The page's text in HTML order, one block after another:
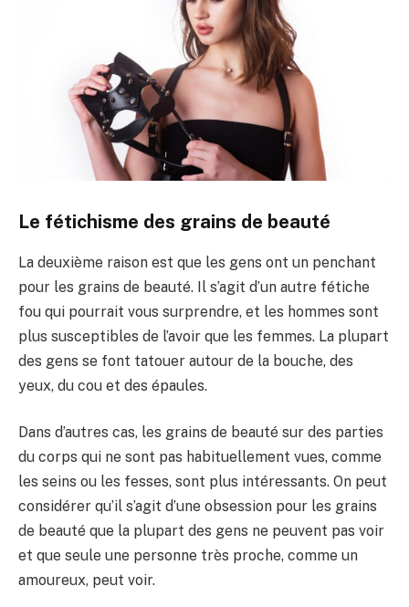
Le fétichisme des grains de beauté
La deuxième raison est que les gens ont un penchant
pour les grains de beauté. Il s’agit d’un autre fétiche
fou qui pourrait vous surprendre, et les hommes sont
plus susceptibles de l’avoir que les femmes. La plupart
des gens se font tatouer autour de la bouche, des
yeux, du cou et des épaules.
Dans d’autres cas, les grains de beauté sur des parties
du corps qui ne sont pas habituellement vues, comme
les seins ou les fesses, sont plus intéressants. On peut
considérer qu’il s’agit d’une obsession pour les grains
de beauté que la plupart des gens ne peuvent pas voir
et que seule une personne très proche, comme un
amoureux, peut voir.